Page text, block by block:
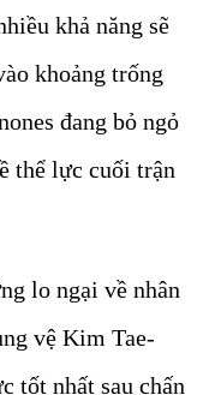
khả năng sẽ
khoảng trống
đang bỏ ngỏ
thể lực cuối trận
lo ngại về nhân
vệ Kim Tae-
tốt nhất sau chấn